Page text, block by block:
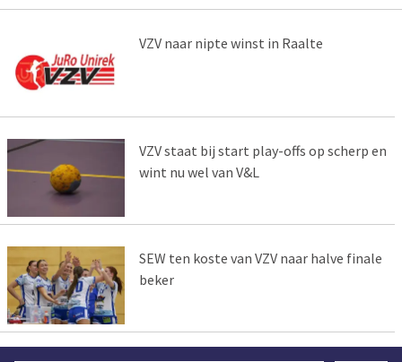
VZV naar nipte winst in Raalte
VZV staat bij start play-offs op scherp en
wint nu wel van V&L
SEW ten koste van VZV naar halve finale
beker